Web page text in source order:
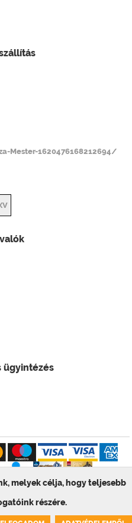
melyek célja, hogy teljesebb
részére.
Mester-1620476168212694/
ügyintézés
jog fenntartva!
webáruház